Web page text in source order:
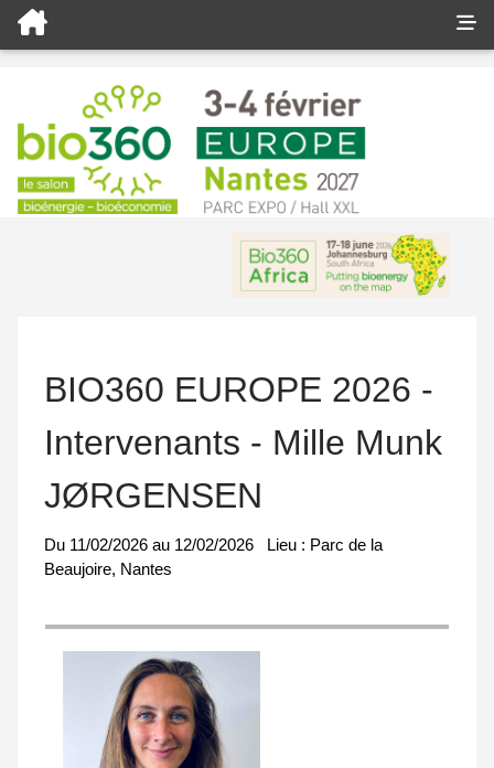
BIO360 EUROPE 2026 -
Intervenants - Mille Munk
JØRGENSEN
Du 11/02/2026 au 12/02/2026 Lieu : Parc de la
Beaujoire, Nantes